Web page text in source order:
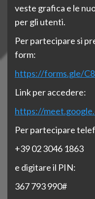
veste grafica e le
per gli utenti.
Per partecipare si
form:
https://forms.gle/
Link per accedere:
https://
Per partecipare
+39 02 3046 1863
e digitare il PIN:
367 793 990#